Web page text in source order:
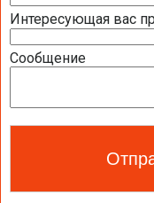
Интересующая вас
Сообщение